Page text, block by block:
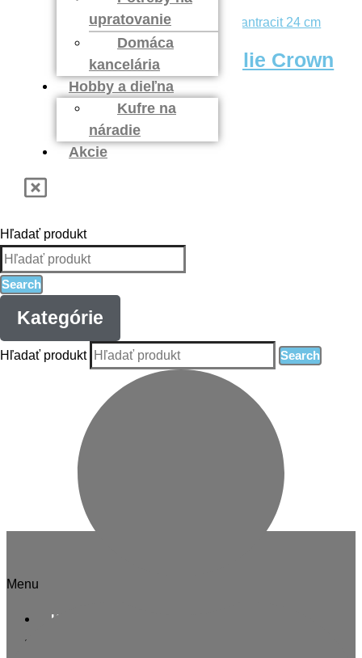
upratovanie
Domáca
kancelária
Hobby a dieľna
Kufre na
náradie
Akcie
Hľadať produkt
Search
Kategórie
Hľadať produkt Search
Kvetináč na zábradlie Crown
antracit 24 cm
Menu
Kontakt